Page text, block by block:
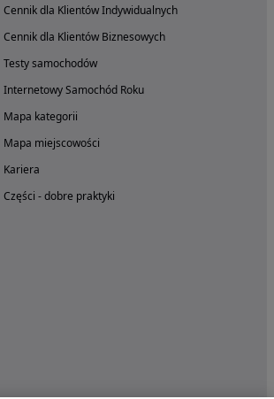
Cennik dla Klientów Indywidualnych
Cennik dla Klientów Biznesowych
Testy samochodów
Internetowy Samochód Roku
Mapa kategorii
Mapa miejscowości
Kariera
Części - dobre praktyki